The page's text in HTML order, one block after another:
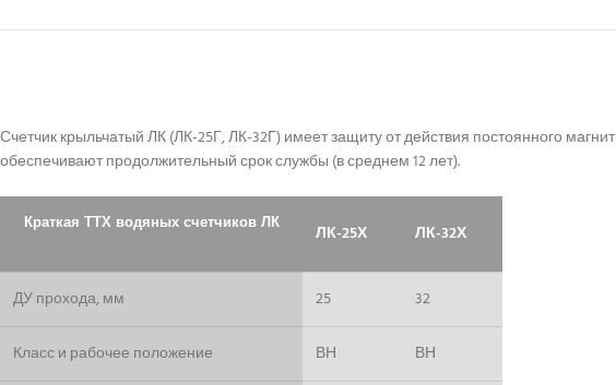
Счетчик крыльчатый ЛК (ЛК-25Г, ЛК-32Г) имеет защиту от действия постоянного
обеспечивают продолжительный срок службы (в среднем 12 лет).
Краткая ТТХ водяных счетчиков ЛК ЛК-25Х ЛК-32Х
ДУ прохода, мм 25 32
Класс и рабочее положение ВН ВН